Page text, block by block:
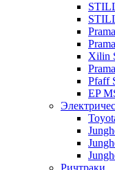
Xilin
Pfaff
EP
Ричтраки